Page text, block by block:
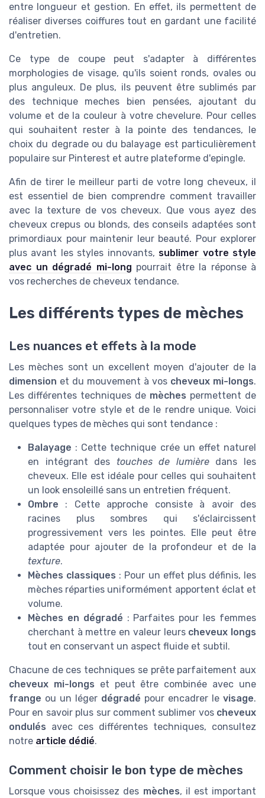
entre longueur et gestion. En effet, ils permettent de
réaliser diverses coiffurestout en gardant une facilité
d'entretien.
Ce type de coupepeut s'adapter à différentes
morphologies de visage, qu'ils soient ronds, ovales ou
plus anguleux. De plus, ils peuvent être sublimés par
des technique meches bien pensées, ajoutant du
volume et de la couleur à votre chevelure. Pour celles
qui souhaitent rester à la pointe des tendances, le
choix du degradeou du balayage est particulièrement
populaire sur Pinterest et autre plateforme d'epingle.
Afin de tirer le meilleur parti de votre long cheveux, il
est essentiel de bien comprendre comment travailler
avec la texture de vos cheveux. Que vous ayez des
cheveux crepus ou blonds, des conseils adaptées sont
primordiaux pour maintenir leur beauté. Pour explorer
plus avant les styles innovants, sublimer votre style
avec un dégradé mi-long pourrait être la réponse à
vos recherches de cheveux tendance.
Les différents types de mèches
Les nuances et effets à la mode
Les mèches sont un excellent moyen d'ajouter de la
dimension et du mouvement à vos cheveux mi-longs.
Les différentes techniques de mèches permettent de
personnaliser votre style et de le rendre unique. Voici
quelques types de mèches qui sont tendance :
Balayage : Cette technique crée un effet naturel
en intégrant des touches de lumièredans les
cheveux. Elle est idéale pour celles qui souhaitent
un look ensoleillé sans un entretien fréquent.
Ombre : Cette approche consiste à avoir des
racines plus sombres qui s'éclaircissent
progressivement vers les pointes. Elle peut être
adaptée pour ajouter de la profondeur et de la
texture.
Mèches classiques : Pour un effet plus définis, les
mèches réparties uniformément apportent éclat et
volume.
Mèches en dégradé : Parfaites pour les femmes
cherchant à mettre en valeur leurs cheveux longs
tout en conservant un aspect fluide et subtil.
Chacune de ces techniques se prête parfaitement aux
cheveux mi-longs et peut être combinée avec une
frange ou un léger dégradé pour encadrer le visage.
Pour en savoir plus sur comment sublimer vos cheveux
ondulés avec ces différentes techniques, consultez
notre article dédié.
Comment choisir le bon type de mèches
Lorsque vous choisissez des mèches, il est important